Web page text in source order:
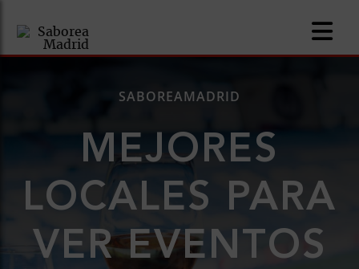
SABOREAMADRID
MEJORES
LOCALES PARA
VER EVENTOS